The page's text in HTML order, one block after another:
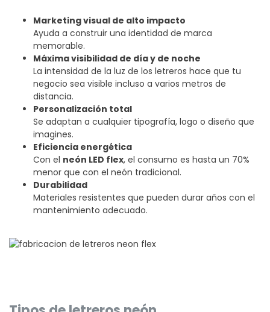
Marketing visual de alto impacto
Ayuda a construir una identidad de marca
memorable.
Máxima visibilidad de día y de noche
La intensidad de la luz de los letreros hace que tu
negocio sea visible incluso a varios metros de
distancia.
Personalización total
Se adaptan a cualquier tipografía, logo o diseño que
imagines.
Eficiencia energética
Con el neón LED flex, el consumo es hasta un 70%
menor que con el neón tradicional.
Durabilidad
Materiales resistentes que pueden durar años con el
mantenimiento adecuado.